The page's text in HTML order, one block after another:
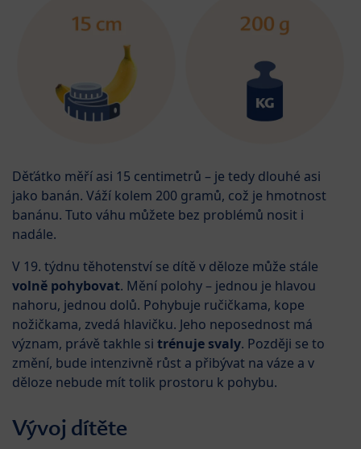
Děťátko měří asi 15 centimetrů – je tedy dlouhé asi
jako banán. Váží kolem 200 gramů, což je hmotnost
banánu. Tuto váhu můžete bez problémů nosit i
nadále.
V 19. týdnu těhotenství se dítě v děloze může stále
volně pohybovat. Mění polohy – jednou je hlavou
nahoru, jednou dolů. Pohybuje ručičkama, kope
nožičkama, zvedá hlavičku. Jeho neposednost má
význam, právě takhle si trénuje svaly. Později se to
změní, bude intenzivně růst a přibývat na váze a v
děloze nebude mít tolik prostoru k pohybu.
Vývoj dítěte